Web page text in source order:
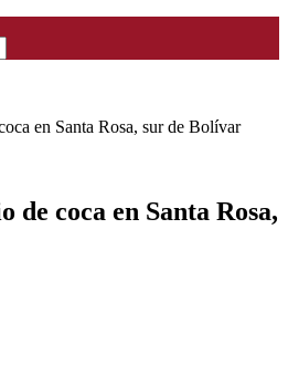
en Santa Rosa, sur de Bolívar
coca en Santa Rosa,